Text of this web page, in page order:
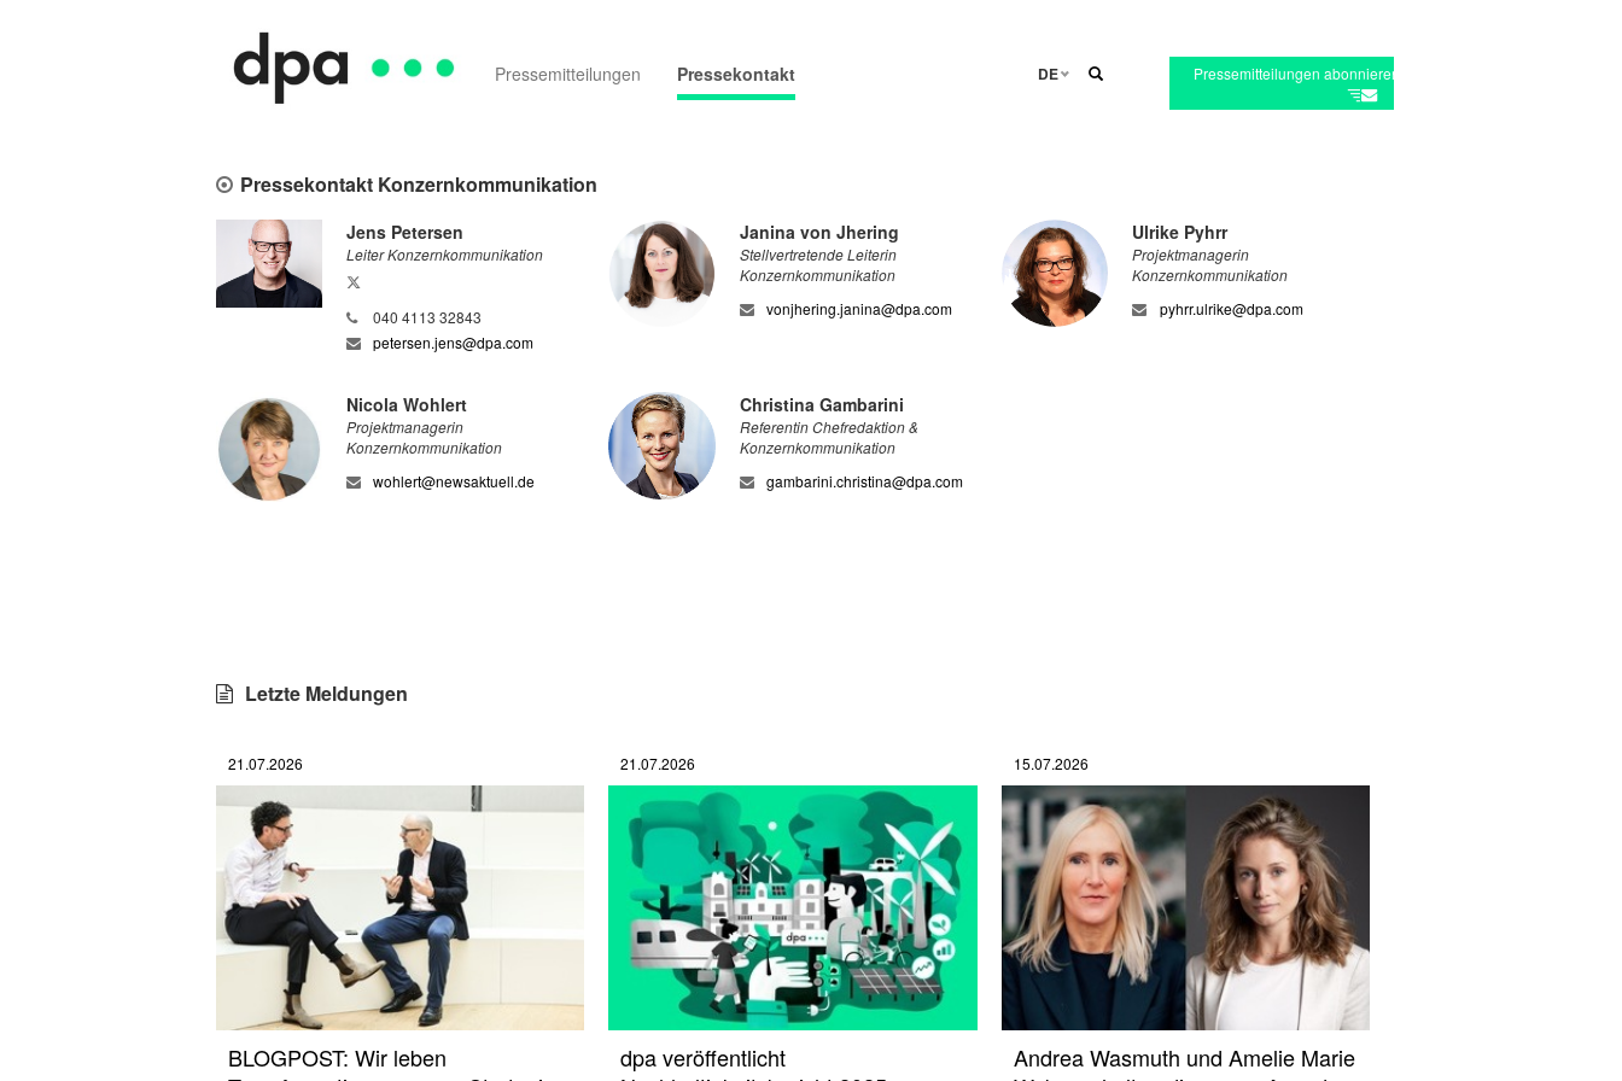
Pressemitteilungen Pressekontakt DE Pressemitteilungen abonnieren
Pressekontakt Konzernkommunikation
Jens Petersen
Leiter Konzernkommunikation
040 4113 32843
petersen.jens@dpa.com
Janina von Jhering
Stellvertretende Leiterin
Konzernkommunikation
vonjhering.janina@dpa.com
Ulrike Pyhrr
Projektmanagerin
Konzernkommunikation
pyhrr.ulrike@dpa.com
Nicola Wohlert
Projektmanagerin
Konzernkommunikation
wohlert@newsaktuell.de
Christina Gambarini
Referentin Chefredaktion &
Konzernkommunikation
gambarini.christina@dpa.com
Letzte Meldungen
21.07.2026
BLOGPOST: Wir leben
21.07.2026
dpa veröffentlicht
15.07.2026
Andrea Wasmuth und Amelie Marie